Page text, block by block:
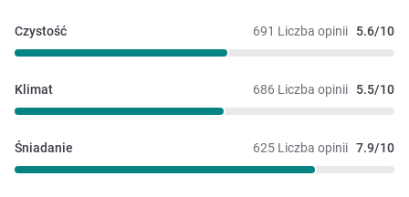
691 Liczba opinii 5.6/10
Czystość
686 Liczba opinii 5.5/10
Klimat
625 Liczba opinii 7.9/10
Śniadanie